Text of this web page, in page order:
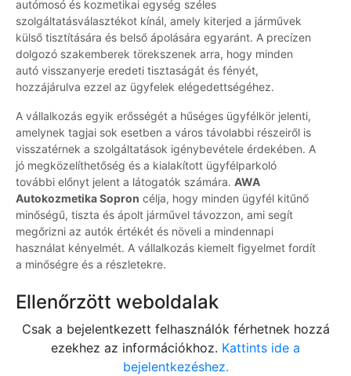
autómosó és kozmetikai egység széles
szolgáltatásválasztékot kínál, amely kiterjed a járművek
külső tisztítására és belső ápolására egyaránt. A precízen
dolgozó szakemberek törekszenek arra, hogy minden
autó visszanyerje eredeti tisztaságát és fényét,
hozzájárulva ezzel az ügyfelek elégedettségéhez.
A vállalkozás egyik erősségét a hűséges ügyfélkör jelenti,
amelynek tagjai sok esetben a város távolabbi részeiről is
visszatérnek a szolgáltatások igénybevétele érdekében. A
jó megközelíthetőség és a kialakított ügyfélparkoló
további előnyt jelent a látogatók számára. AWA
Autokozmetika Sopron célja, hogy minden ügyfél kitűnő
minőségű, tiszta és ápolt járművel távozzon, ami segít
megőrizni az autók értékét és növeli a mindennapi
használat kényelmét. A vállalkozás kiemelt figyelmet fordít
a minőségre és a részletekre.
Ellenőrzött weboldalak
Csak a bejelentkezett felhasználók férhetnek hozzá
ezekhez az információkhoz. Kattints ide a
bejelentkezéshez.